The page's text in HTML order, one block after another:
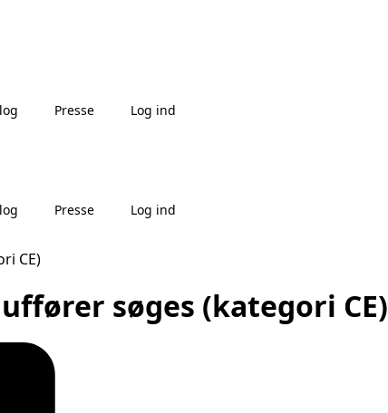
Presse Log ind
Presse Log ind
CE)
søges (kategori CE)